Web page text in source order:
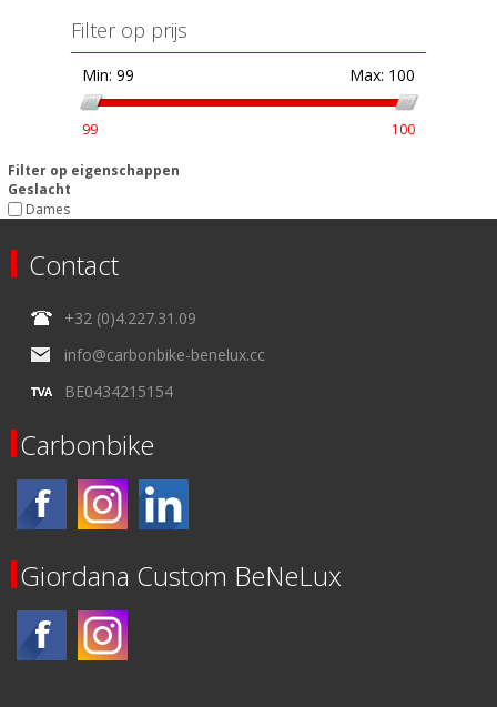
Filter op prijs
Min: 99 Max: 100
99 100
Filter op eigenschappen
Geslacht
Dames
Contact
+32 (0)4.227.31.09
info@carbonbike-benelux.cc
BE0434215154
Carbonbike
Giordana Custom BeNeLux